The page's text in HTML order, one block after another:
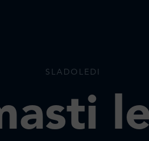
SLADOLEDI